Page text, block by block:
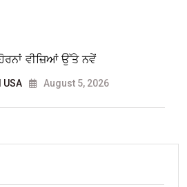
ਵੀਜ਼ਿਆਂ ਉੱਤੇ ਨਵੇਂ
August 5, 2026